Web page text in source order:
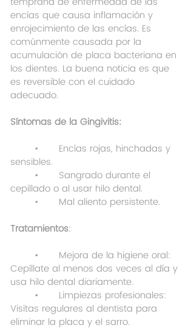
encías que causa inflamación y
enrojecimiento de las encías. Es
comúnmente causada por la
acumulación de placa bacteriana en
los dientes. La buena noticia es que
es reversible con el cuidado
adecuado.
Síntomas de la Gingivitis:
sensibles.
cepillado o al usar hilo dental.
	•	Mal aliento persistente.
Tratamientos:
Cepíllate al menos dos veces al día y
usa hilo dental diariamente.
Visitas regulares al dentista para
eliminar la placa y el sarro.